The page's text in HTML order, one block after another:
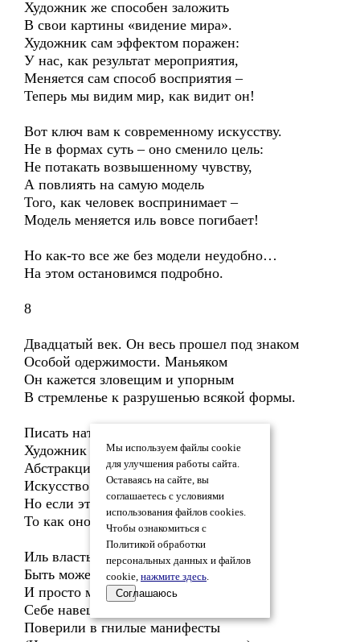
Художник же способен заложить
В свои картины «видение мира».
Художник сам эффектом поражен:
У нас, как результат мероприятия,
Меняется сам способ восприятия –
Теперь мы видим мир, как видит он!
Вот ключ вам к современному искусству.
Не в формах суть – оно сменило цель:
Не потакать возвышенному чувству,
А повлиять на самую модель
Того, как человек воспринимает –
Модель меняется иль вовсе погибает!
Но как-то все же без модели неудобно…
На этом остановимся подробно.
8
Двадцатый век. Он весь прошел под знаком
Особой одержимости. Маньяком
Он кажется зловещим и упорным
В стремленье к разрушенью всякой формы.
Писать натуру стало неприлично -
Художник должен «видеть» необычно,
Абстракция заполонила глаз.
Искусство современное абсурдно,
Но если это стеб, карикатура,
То как оно воздействует на нас?
Иль власть его над нами иллюзорна?
Быть может, старый вкус непогрешим,
И просто мы позволили позорно
Себе навешать на уши лапши?
Поверили в гнилые манифесты
Мы используем файлы cookie
для улучшения работы сайта.
Оставаясь на сайте, вы
соглашаетесь с условиями
использования файлов cookies.
Чтобы ознакомиться с
Политикой обработки
персональных данных и файлов
cookie, нажмите здесь.
Соглашаюсь